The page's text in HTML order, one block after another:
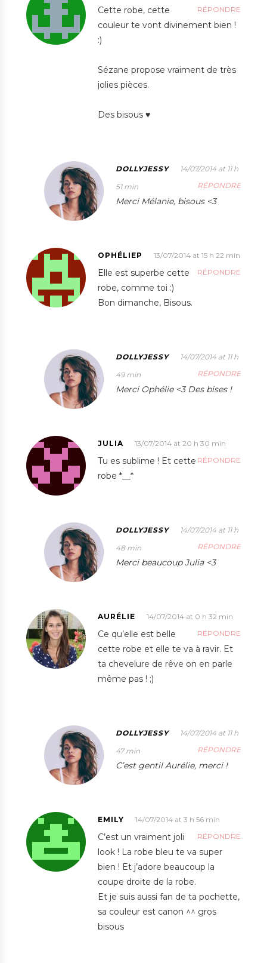
RÉPONDRE
Cette robe, cette
couleur te vont divinement bien !
:)
Sézane propose vraiment de très
jolies pièces.
Des bisous ♥
DOLLYJESSY
14/07/2014 at 11 h
51 min
RÉPONDRE
Merci Mélanie, bisous <3
OPHÉLIEP
13/07/2014 at 15 h 22 min
RÉPONDRE
Elle est superbe cette
robe, comme toi :)
Bon dimanche, Bisous.
DOLLYJESSY
14/07/2014 at 11 h
49 min
RÉPONDRE
Merci Ophélie <3 Des bises !
JULIA
13/07/2014 at 20 h 30 min
RÉPONDRE
Tu es sublime ! Et cette
robe *__*
DOLLYJESSY
14/07/2014 at 11 h
48 min
RÉPONDRE
Merci beaucoup Julia <3
AURÉLIE
14/07/2014 at 0 h 32 min
RÉPONDRE
Ce qu’elle est belle
cette robe et elle te va à ravir. Et
ta chevelure de rêve on en parle
même pas ! ;)
DOLLYJESSY
14/07/2014 at 11 h
47 min
RÉPONDRE
C’est gentil Aurélie, merci !
EMILY
14/07/2014 at 3 h 56 min
RÉPONDRE
C’est un vraiment joli
look ! La robe bleu te va super
bien ! Et j’adore beaucoup la
coupe droite de la robe.
Et je suis aussi fan de ta pochette,
sa couleur est canon ^^ gros
bisous